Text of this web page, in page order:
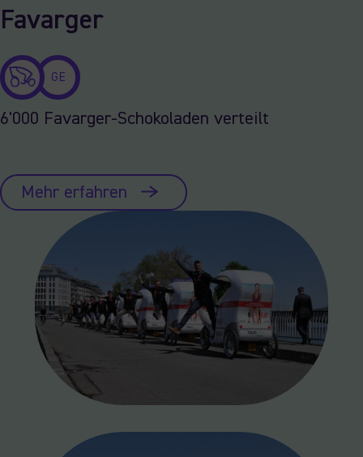
Favarger
GE
6'000 Favarger-Schokoladen verteilt
Mehr erfahren